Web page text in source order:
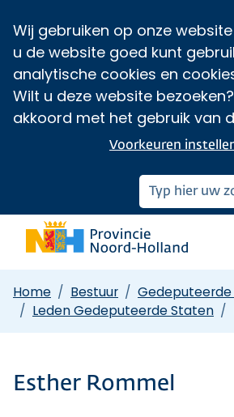
Wij gebruiken op onze
u de website goed kunt
analytische cookies en
Wilt u deze website
akkoord met het gebruik van
Voorkeuren
Home Bestuur
Leden Gedeputeerde Staten
Esther Rommel